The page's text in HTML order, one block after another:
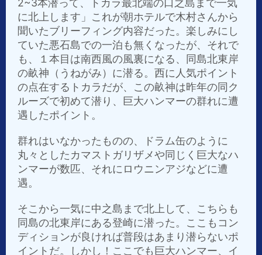
2~3本潜って、トカラ最北端の口之島まで一気
に北上します」これが朝ホテルで木村さんから
聞いたブリーフィング内容だった。楽しみにし
ていた悪石島での一泊も無くなったが、それで
も、１本目は南西風の風裏になる、同島北東岸
の畝神（うねがみ）に潜る。西に人気ポイント
の点在するトカラだが、この畝神は昨年の同ク
ルーズで初めて潜り、巨大ハンマーの群れに遭
遇したポイント。
群れはいなかったものの、ドラム缶のように
丸々としたカマストガリザメや同じく巨大なハ
ンマーが数匹、それにロウニンアジなどに遭
遇。
そこから一気に中之島まで北上して、こちらも
同島の北東岸にある登崎に潜った。ここもコン
ディションが良ければ普段はあまり潜らないポ
イントだ。しかし！ここでも巨大ハンマー、イ